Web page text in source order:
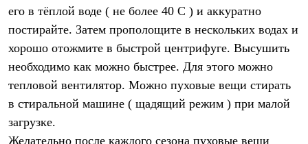
его в тёплой воде ( не более 40 С ) и аккуратно
постирайте. Затем прополощите в нескольких водах и
хорошо отожмите в быстрой центрифуге. Высушить
необходимо как можно быстрее. Для этого можно
тепловой вентилятор. Можно пуховые вещи стирать
в стиральной машине ( щадящий режим ) при малой
загрузке.
Желательно после каждого сезона пуховые вещи